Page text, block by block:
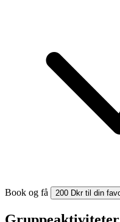
Book og få 200 Dkr til din